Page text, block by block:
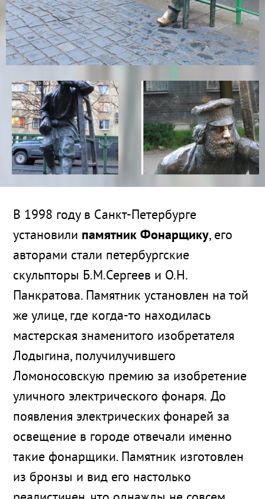
В 1998 году в Санкт-Петербурге
установили памятник Фонарщику, его
авторами стали петербургские
скульпторы Б.М.Сергеев и О.Н.
Панкратова. Памятник установлен на той
же улице, где когда-то находилась
мастерская знаменитого изобретателя
Лодыгина, получилучившего
Ломоносовскую премию за изобретение
уличного электрического фонаря. До
появления электрических фонарей за
освещение в городе отвечали именно
такие фонарщики. Памятник изготовлен
из бронзы и вид его настолько